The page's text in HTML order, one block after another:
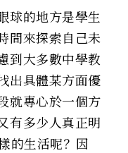
球的地方是學生
間來探索自己未
到大多數中學教
出具體某方面優
就專心於一個方
有多少人真正明
的生活呢？因